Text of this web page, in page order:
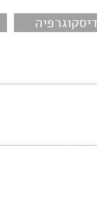
דיסקוגרפיה